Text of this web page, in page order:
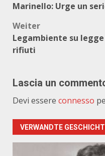
Marinello: Urge un
Weiter
Legambiente su
rifiuti
Lascia un
Devi essere connesso
VERWANDTE